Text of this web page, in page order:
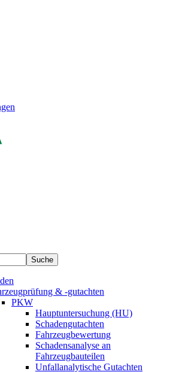
Suche
& -gutachten
PKW
Hauptuntersuchung (HU)
Schadengutachten
Fahrzeugbewertung
Schadensanalyse an
Fahrzeugbauteilen
Unfallanalytische Gutachten